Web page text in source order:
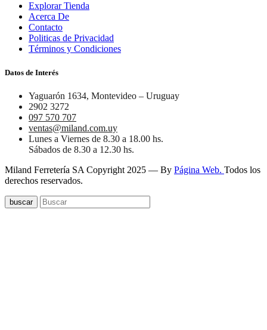
Explorar Tienda
Acerca De
Contacto
Politicas de Privacidad
Términos y Condiciones
Datos de Interés
Yaguarón 1634, Montevideo – Uruguay
2902 3272
097 570 707
ventas@miland.com.uy
Lunes a Viernes de 8.30 a 18.00 hs.
Sábados de 8.30 a 12.30 hs.
Miland Ferretería SA Copyright 2025 — By Página Web. Todos los
derechos reservados.
buscar